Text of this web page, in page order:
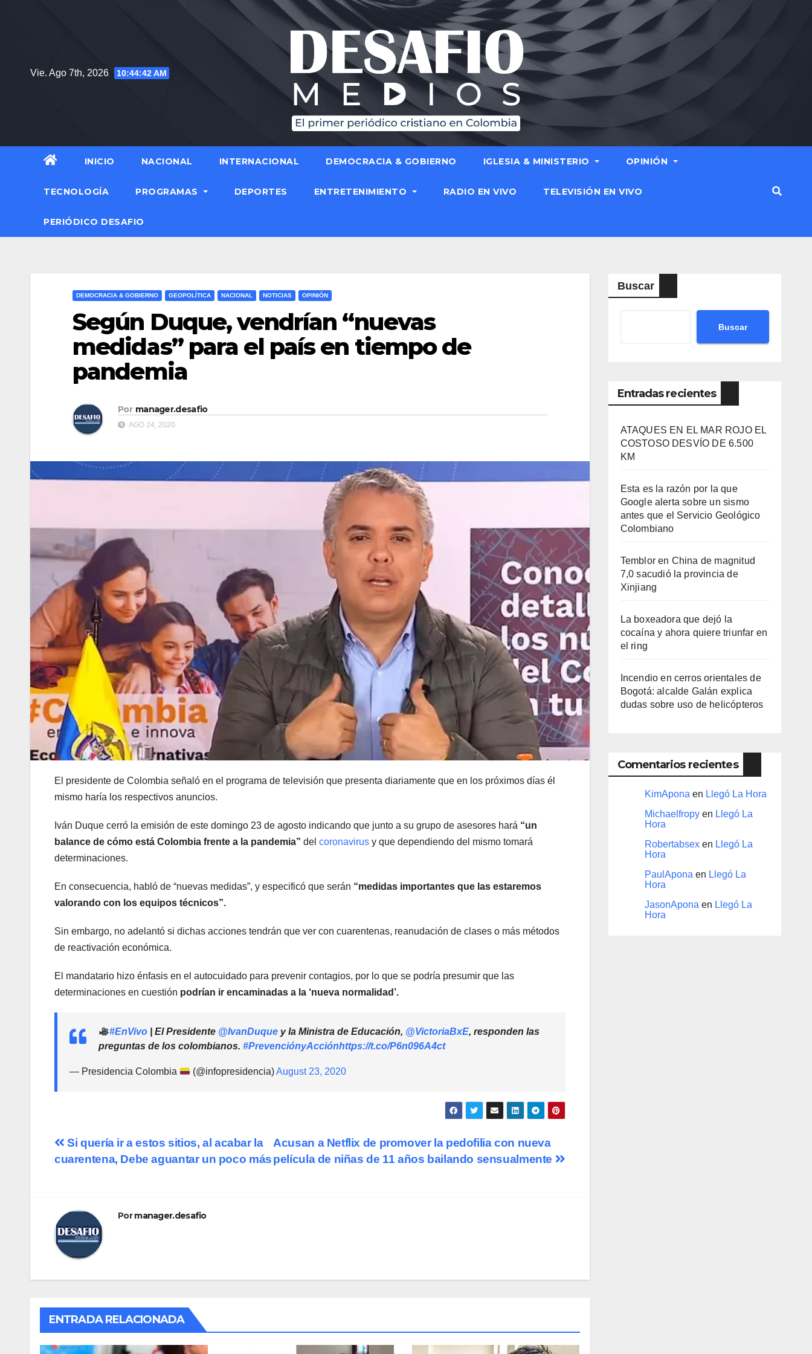
Vie. Ago 7th, 2026 10:44:43 AM
INICIO NACIONAL INTERNACIONAL DEMOCRACIA & GOBIERNO IGLESIA & MINISTERIO OPINIÓN
TECNOLOGÍA PROGRAMAS DEPORTES ENTRETENIMIENTO RADIO EN VIVO TELEVISIÓN EN VIVO
PERIÓDICO DESAFIO
DEMOCRACIA & GOBIERNO GEOPOLÍTICA NACIONAL NOTICIAS OPINIÓN
Según Duque, vendrían “nuevas
medidas” para el país en tiempo de
pandemia
Por manager.desafio
AGO 24, 2020
El presidente de Colombia señaló en el programa de televisión que presenta diariamente que en los próximos días él
mismo haría los respectivos anuncios.
Iván Duque cerró la emisión de este domingo 23 de agosto indicando que junto a su grupo de asesores hará “un
balance de cómo está Colombia frente a la pandemia” del coronavirus y que dependiendo del mismo tomará
determinaciones.
En consecuencia, habló de “nuevas medidas”, y especificó que serán “medidas importantes que las estaremos
valorando con los equipos técnicos”.
Sin embargo, no adelantó si dichas acciones tendrán que ver con cuarentenas, reanudación de clases o más métodos
de reactivación económica.
El mandatario hizo énfasis en el autocuidado para prevenir contagios, por lo que se podría presumir que las
determinaciones en cuestión podrían ir encaminadas a la ‘nueva normalidad’.
#EnVivo | El Presidente @IvanDuque y la Ministra de Educación, @VictoriaBxE, responden las
preguntas de los colombianos. #PrevenciónyAcciónhttps://t.co/P6n096A4ct
— Presidencia Colombia (@infopresidencia)August 23, 2020
Navegación
Acusan a Netflix de promover la pedofilia con nueva
película de niñas de 11 años bailando sensualmente
Si quería ir a estos sitios, al acabar la
cuarentena, Debe aguantar un poco más
Pormanager.desafio
ENTRADA RELACIONADA
Buscar
Buscar
Entradas recientes
ATAQUES EN EL MAR ROJO EL
COSTOSO DESVÍO DE 6.500
KM
Esta es la razón por la que
Google alerta sobre un sismo
antes que el Servicio Geológico
Colombiano
Temblor en China de magnitud
7,0 sacudió la provincia de
Xinjiang
La boxeadora que dejó la
cocaína y ahora quiere triunfar en
el ring​
Incendio en cerros orientales de
Bogotá: alcalde Galán explica
dudas sobre uso de helicópteros
Comentarios recientes
KimAponaen Llegó La Hora
Michaelfropyen Llegó La
Hora
Robertabsexen Llegó La
Hora
PaulAponaen Llegó La
Hora
JasonAponaen Llegó La
Hora